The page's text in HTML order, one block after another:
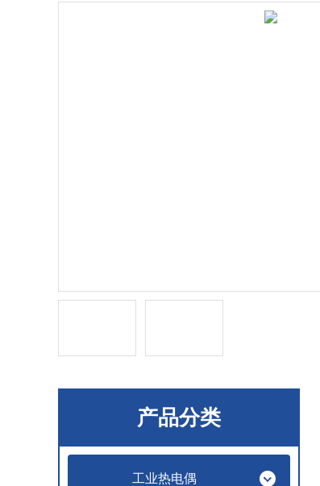
产品分类
工业热电偶